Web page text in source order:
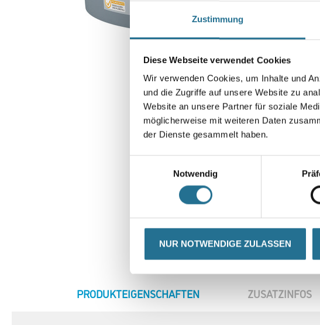
Zustimmung
Diese Webseite verwendet Cookies
Wir verwenden Cookies, um Inhalte und
und die Zugriffe auf unsere Website zu
Website an unsere Partner für soziale
möglicherweise mit weiteren Daten
der Dienste gesammelt haben.
Notwendig
NUR NOTWENDIGE ZULASSEN
CURRENT
PRODUKTEIGENSCHAFTEN ZUSATZINFOS